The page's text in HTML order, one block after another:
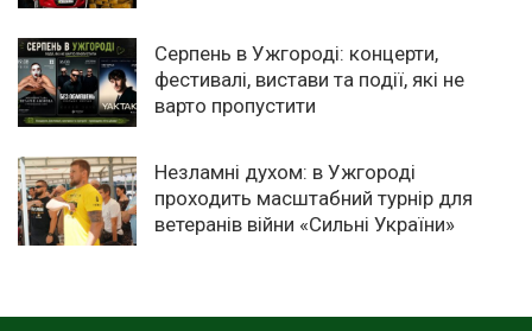
Серпень в Ужгороді: концерти,
фестивалі, вистави та події, які не
варто пропустити
Незламні духом: в Ужгороді
проходить масштабний турнір для
ветеранів війни «Сильні України»